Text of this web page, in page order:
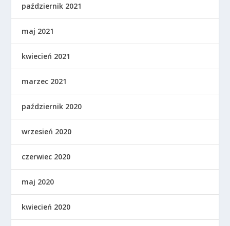
październik 2021
maj 2021
kwiecień 2021
marzec 2021
październik 2020
wrzesień 2020
czerwiec 2020
maj 2020
kwiecień 2020